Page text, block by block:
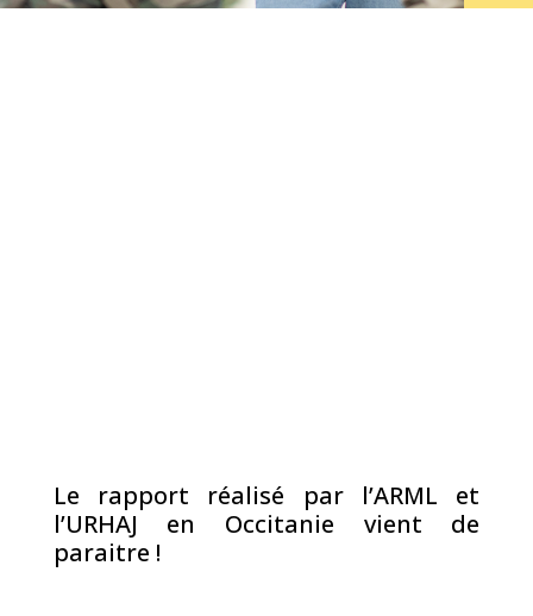
Le rapport réalisé par l’ARML et
l’URHAJ en Occitanie vient de
paraitre !